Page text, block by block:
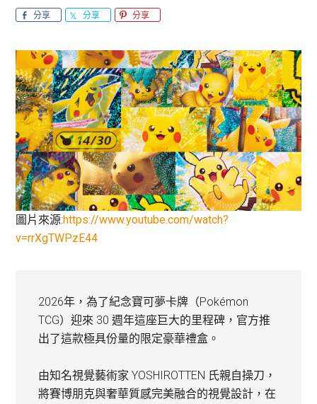
分享 分享 分享
圖片來源:https://www.youtube.com/watch?
v=rrXgTWPzE44
2026年，為了紀念寶可夢卡牌（Pokémon
TCG）迎來 30 週年這座巨大的里程碑，官方推
出了這款極具份量的限定豪華禮盒。
由知名視覺藝術家 YOSHIROTTEN 氏親自操刀，
將賽博朋克與奢華質感完美融合的視覺設計，在